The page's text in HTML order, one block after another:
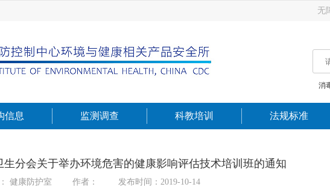
无
消
信息 监测调查 科教培训 法规标准
分会关于举办环境危害的健康影响评估技术培训班的通知
健康防护室 作者： 发布时间：2019-10-14